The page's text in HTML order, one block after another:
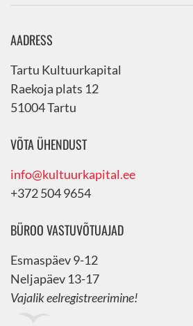
AADRESS
Tartu Kultuurkapital
Raekoja plats 12
51004 Tartu
VÕTA ÜHENDUST
info@kultuurkapital.ee
+372 504 9654
BÜROO VASTUVÕTUAJAD
Esmaspäev 9-12
Neljapäev 13-17
Vajalik eelregistreerimine!